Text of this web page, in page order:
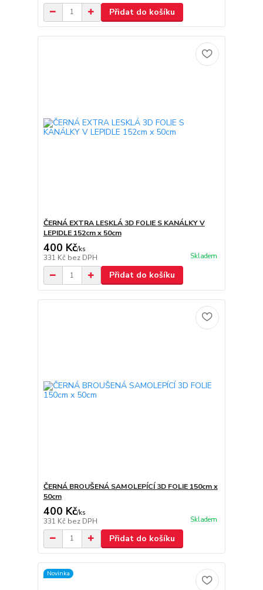
Přidat do košíku
ČERNÁ EXTRA LESKLÁ 3D FOLIE S KANÁLKY V
LEPIDLE 152cm x 50cm
400 Kč/ks
331 Kč bez DPH Skladem
Přidat do košíku
ČERNÁ BROUŠENÁ SAMOLEPÍCÍ 3D FOLIE 150cm x
50cm
400 Kč/ks
331 Kč bez DPH Skladem
Přidat do košíku
Novinka